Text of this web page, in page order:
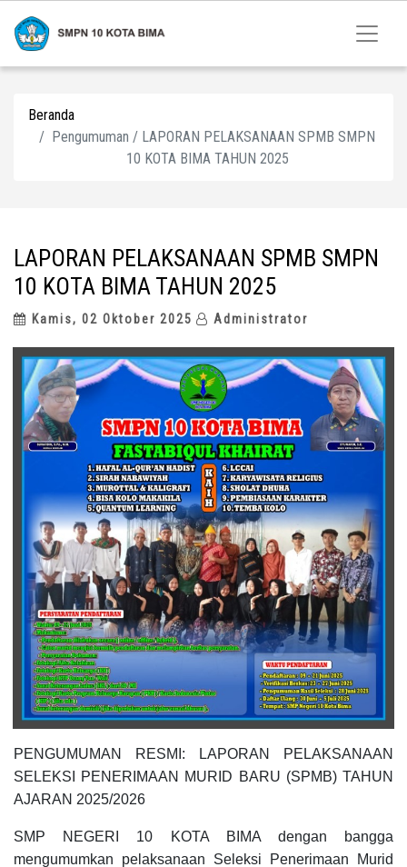
Beranda
Pengumuman / LAPORAN PELAKSANAAN SPMB SMPN
10 KOTA BIMA TAHUN 2025
LAPORAN PELAKSANAAN SPMB SMPN
10 KOTA BIMA TAHUN 2025
Kamis, 02 Oktober 2025 Administrator
PENGUMUMAN RESMI: LAPORAN PELAKSANAAN
SELEKSI PENERIMAAN MURID BARU (SPMB) TAHUN
AJARAN 2025/2026
SMP NEGERI 10 KOTA BIMA dengan bangga
mengumumkan pelaksanaan Seleksi Penerimaan Murid